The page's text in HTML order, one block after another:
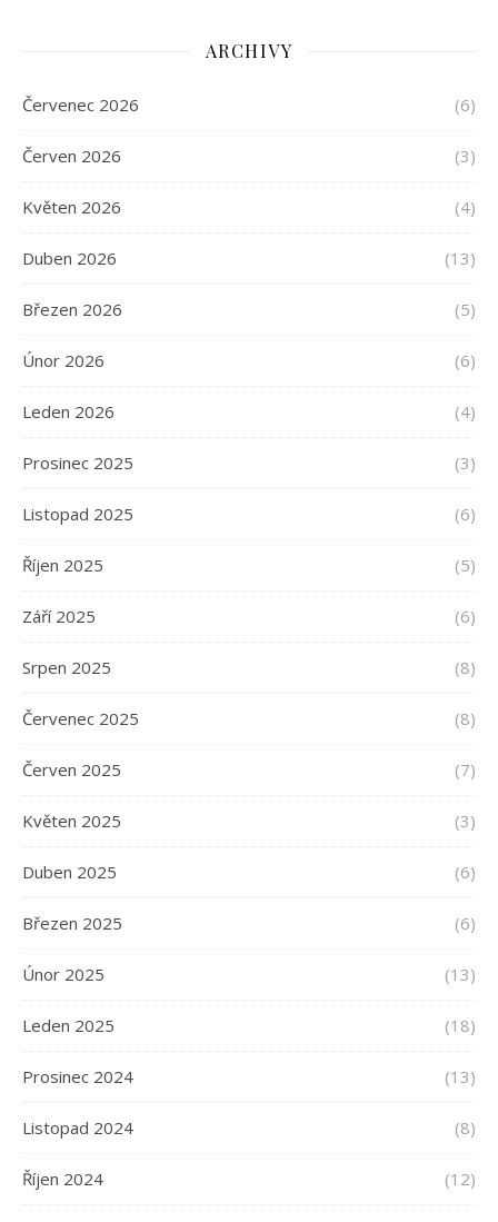
ARCHIVY
Červenec 2026 (6)
Červen 2026 (3)
Květen 2026 (4)
Duben 2026 (13)
Březen 2026 (5)
Únor 2026 (6)
Leden 2026 (4)
Prosinec 2025 (3)
Listopad 2025 (6)
Říjen 2025 (5)
Září 2025 (6)
Srpen 2025 (8)
Červenec 2025 (8)
Červen 2025 (7)
Květen 2025 (3)
Duben 2025 (6)
Březen 2025 (6)
Únor 2025 (13)
Leden 2025 (18)
Prosinec 2024 (13)
Listopad 2024 (8)
Říjen 2024 (12)